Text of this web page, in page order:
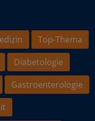
Top-Thema
Diabetologie
Gastroenterologie